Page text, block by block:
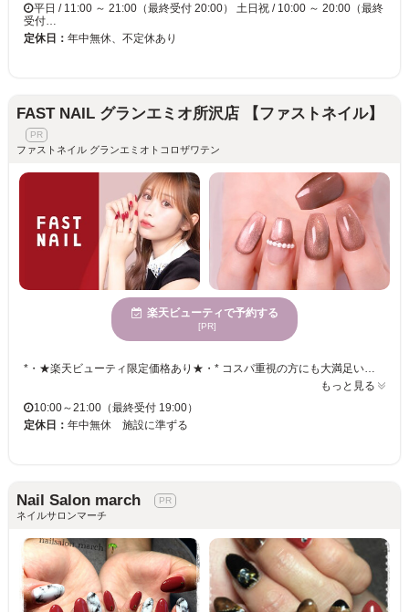
平日 / 11:00 ～ 21:00（最終受付 20:00） 土日祝 / 10:00 ～ 20:00（最終
受付…
定休日： 年中無休、不定休あり
FAST NAIL グランエミオ所沢店 【ファストネイル】
ファストネイル グランエミオトコロザワテン
楽天ビューティで予約する
[PR]
*・★楽天ビューティ限定価格あり★・* コスパ重視の方にも大満足いただいています！ ☑ 忙しい方にも嬉しい【時短ネイル】 ☑ 落ち着いた空間で【リラックス施術】 ☑ シンプル〜トレンド・ニュアンスまで【幅広いデザイン対応】 皆様のお悩み・理想に近づけるよう、 精一杯お施術させて頂きます。 リーズナブルな価格と丁寧な施術で リラックスできるひとときをお過ごしください。
もっと見る
10:00～21:00（最終受付 19:00）
定休日： 年中無休 施設に準ずる
Nail Salon march
ネイルサロンマーチ